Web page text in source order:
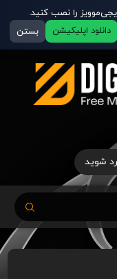
را نصب کنید.
دانلود اپلیکیشن
بستن
شوید